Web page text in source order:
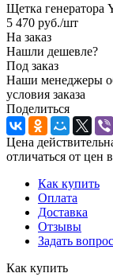
Щетка генератора
5 470 руб./шт
На заказ
Нашли дешевле?
Под заказ
Наши менеджеры
условия заказа
Поделиться
Цена
отличаться от цен
Как купить
Оплата
Доставка
Отзывы
Задать вопрос
Как купить